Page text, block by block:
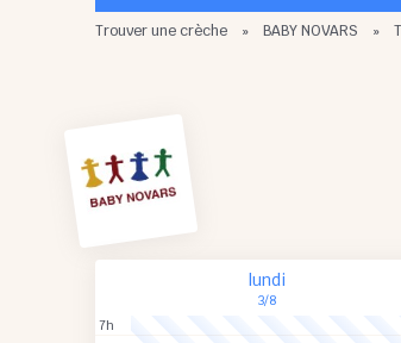
Trouver une crèche » BABY NOVARS »
lundi
3/8
7h